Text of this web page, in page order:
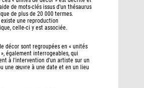
de mots-clés issus d'un thésaurus
de plus de 20 000 termes.
existe une reproduction
celle-ci y est associée.
décor sont regroupées en « unités
également interrogeables, qui
à l'intervention d'un artiste sur un
une œuvre à une date et en un lieu